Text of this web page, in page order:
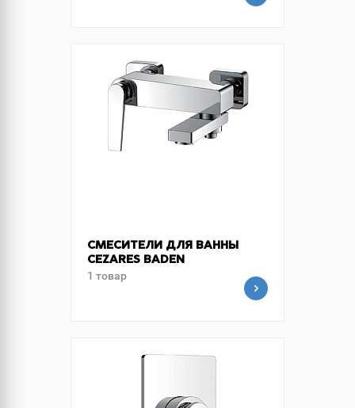
СМЕСИТЕЛИ ДЛЯ ВАННЫ
CEZARES BADEN
1 товар